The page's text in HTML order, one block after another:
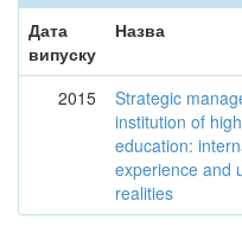
Дата
випуску
Назва
2015
Strategic
institution of
education:
experience and
realities